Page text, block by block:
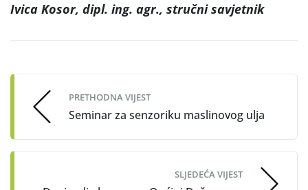
Ivica Kosor, dipl. ing. agr., stručnisavjetnik
navigation
PRETHODNA VIJEST
Seminar za senzoriku maslinovog ulja
SLJEDEĆA VIJEST